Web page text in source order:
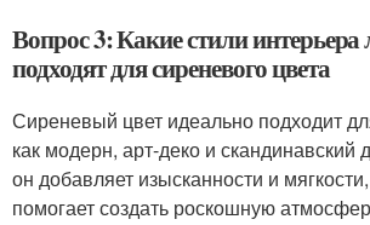
Вопрос 3: Какие стили интерьера
подходят для сиреневого цвета
Сиреневый цвет идеально подходит
как модерн, арт-деко и
он добавляет изысканности и
помогает создать роскошную